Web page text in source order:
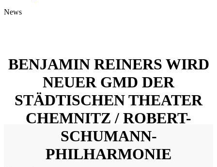
News
BENJAMIN REINERS WIRD
NEUER GMD DER
STÄDTISCHEN THEATER
CHEMNITZ / ROBERT-
SCHUMANN-
PHILHARMONIE